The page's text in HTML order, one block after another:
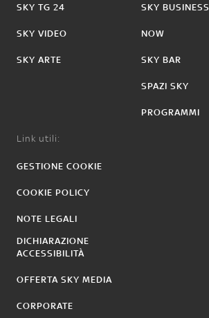
SKY TG 24
SKY VIDEO
SKY ARTE
SKY BUSINESS
NOW
SKY BAR
SPAZI SKY
PROGRAMMI
Link utili:
GESTIONE COOKIE
COOKIE POLICY
NOTE LEGALI
DICHIARAZIONE
ACCESSIBILITÀ
OFFERTA SKY MEDIA
CORPORATE